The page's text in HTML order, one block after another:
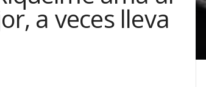
a veces lleva